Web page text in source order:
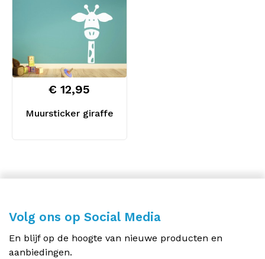
Muursticker giraffe
€ 12,95
Volg ons op Social Media
En blijf op de hoogte van nieuwe producten en
aanbiedingen.